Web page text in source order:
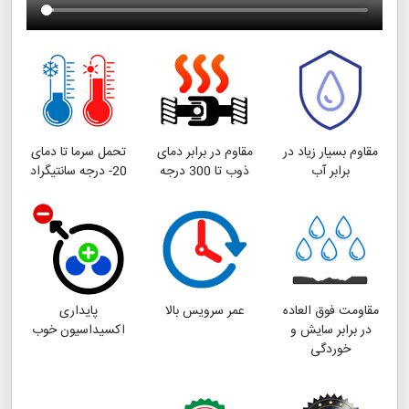
مقاوم بسیار زیاد در
برابر آب
مقاوم در برابر دمای
ذوب تا 300 درجه
تحمل سرما تا دمای
20- درجه سانتیگراد
مقاومت فوق العاده
در برابر سایش و
خوردگی
عمر سرویس بالا
پایداری
اکسیداسیون خوب